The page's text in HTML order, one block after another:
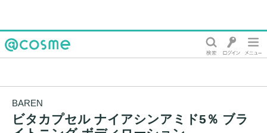
BAREN
ビタカプセル ナイアシンアミド5％ ブラ